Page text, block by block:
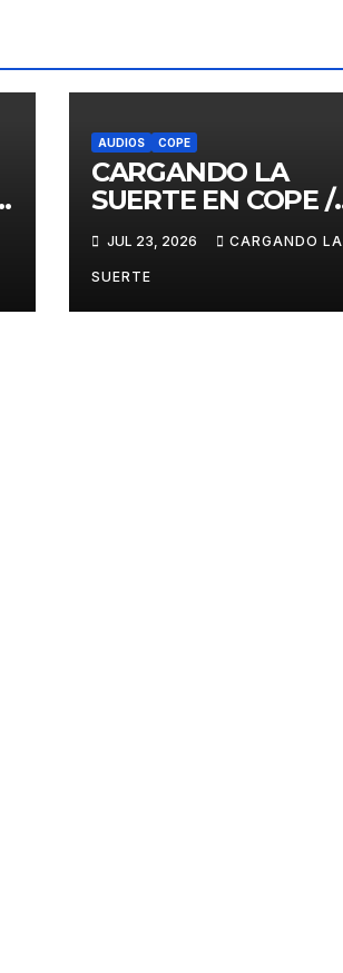
AUDIOS COPE
CARGANDO LA
SUERTE EN COPE /
23 DE JULIO 2026
JUL 23, 2026 CARGANDO LA
SUERTE